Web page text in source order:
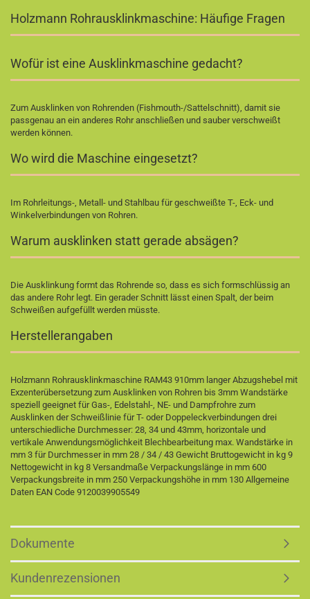
Holzmann Rohrausklinkmaschine: Häufige Fragen
Wofür ist eine Ausklinkmaschine gedacht?
Zum Ausklinken von Rohrenden (Fishmouth-/Sattelschnitt), damit sie
passgenau an ein anderes Rohr anschließen und sauber verschweißt
werden können.
Wo wird die Maschine eingesetzt?
Im Rohrleitungs-, Metall- und Stahlbau für geschweißte T-, Eck- und
Winkelverbindungen von Rohren.
Warum ausklinken statt gerade absägen?
Die Ausklinkung formt das Rohrende so, dass es sich formschlüssig an
das andere Rohr legt. Ein gerader Schnitt lässt einen Spalt, der beim
Schweißen aufgefüllt werden müsste.
Herstellerangaben
Holzmann Rohrausklinkmaschine RAM43 910mm langer Abzugshebel mit
Exzenterübersetzung zum Ausklinken von Rohren bis 3mm Wandstärke
speziell geeignet für Gas-, Edelstahl-, NE- und Dampfrohre zum
Ausklinken der Schweißlinie für T- oder Doppeleckverbindungen drei
unterschiedliche Durchmesser: 28, 34 und 43mm, horizontale und
vertikale Anwendungsmöglichkeit Blechbearbeitung max. Wandstärke in
mm 3 für Durchmesser in mm 28 / 34 / 43 Gewicht Bruttogewicht in kg 9
Nettogewicht in kg 8 Versandmaße Verpackungslänge in mm 600
Verpackungsbreite in mm 250 Verpackungshöhe in mm 130 Allgemeine
Daten EAN Code 9120039905549
Dokumente
Kundenrezensionen